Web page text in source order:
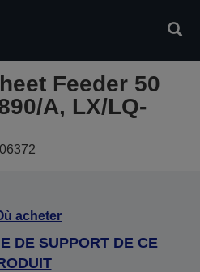
Feeder 50
A, LX/LQ-
acheter
DE SUPPORT DE CE